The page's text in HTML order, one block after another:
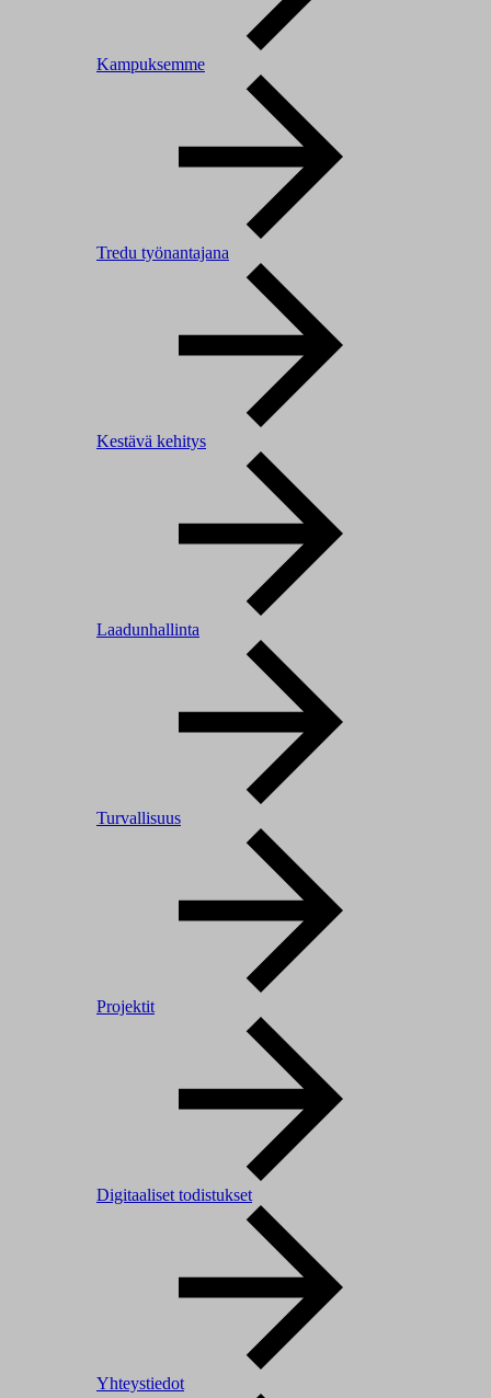
Kampuksemme
Tredu työnantajana
Kestävä kehitys
Laadunhallinta
Turvallisuus
Projektit
Digitaaliset todistukset
Yhteystiedot